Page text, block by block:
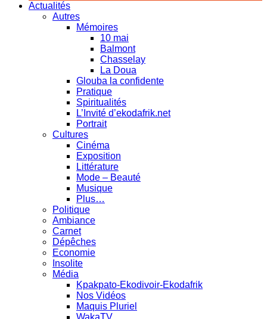
Actualités
Autres
Mémoires
10 mai
Balmont
Chasselay
La Doua
Glouba la confidente
Pratique
Spiritualités
L’Invité d’ekodafrik.net
Portrait
Cultures
Cinéma
Exposition
Littérature
Mode – Beauté
Musique
Plus…
Politique
Ambiance
Carnet
Dépêches
Economie
Insolite
Média
Kpakpato-Ekodivoir-Ekodafrik
Nos Vidéos
Maquis Pluriel